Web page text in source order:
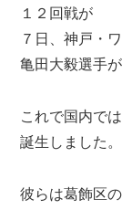
１２回戦が
７日、神戸・
亀田大毅選手
これで国内で
誕生しました。
彼らは葛飾区